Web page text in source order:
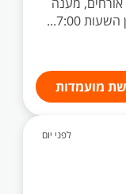
7:00...
מועמדות
לפני יום